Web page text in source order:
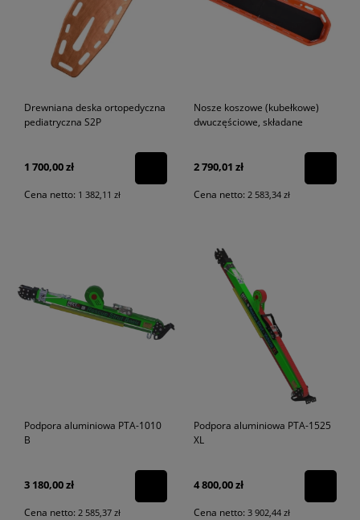
Drewniana deska ortopedyczna
pediatryczna S2P
1 700,00 zł
Cena netto: 1 382,11 zł
Nosze koszowe (kubełkowe)
dwuczęściowe, składane
2 790,01 zł
Cena netto: 2 583,34 zł
Podpora aluminiowa PTA-1010
B
3 180,00 zł
Cena netto: 2 585,37 zł
Podpora aluminiowa PTA-1525
XL
4 800,00 zł
Cena netto: 3 902,44 zł